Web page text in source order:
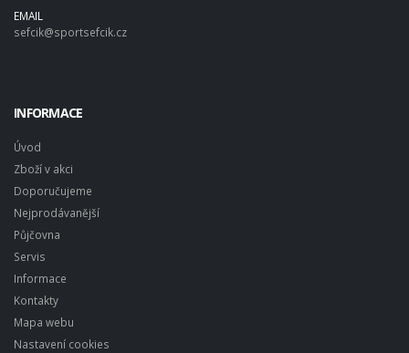
EMAIL
sefcik@sportsefcik.cz
INFORMACE
Úvod
Zboží v akci
Doporučujeme
Nejprodávanější
Půjčovna
Servis
Informace
Kontakty
Mapa webu
Nastavení cookies